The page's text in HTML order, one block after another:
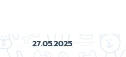
27.05.2025